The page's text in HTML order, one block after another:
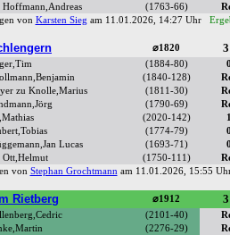
Hoffmann,Andreas (1763-66)
von Karsten Sieg am 11.01.2026, 14:27 Uhr
⌀1820
(1884-80)
(1840-128)
zu Knolle,Marius (1811-30)
(1790-69)
(2020-142)
(1774-79)
Lucas (1693-71)
Ott,Helmut (1750-111)
von Stephan Grochtmannam 11.01.2026, 15:55
Rietberg ⌀1912
(2101-40)
(2276-29)